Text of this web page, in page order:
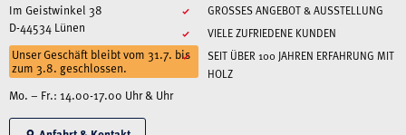
Im Geistwinkel 38
D-44534 Lünen
Unser Geschäft bleibt vom 31.7. bis
zum 3.8. geschlossen.
Mo. – Fr.: 14.00-17.00 Uhr & Uhr
GROSSES ANGEBOT & AUSSTELLUNG
VIELE ZUFRIEDENE KUNDEN
SEIT ÜBER 100 JAHREN ERFAHRUNG MIT
HOLZ